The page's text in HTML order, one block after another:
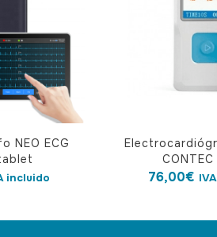
NEO ECG
incluido
CONTEC
76,00€